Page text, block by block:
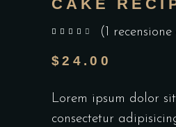
CAKE
( 1
$24.00
Lorem ipsum dolor
consectetur